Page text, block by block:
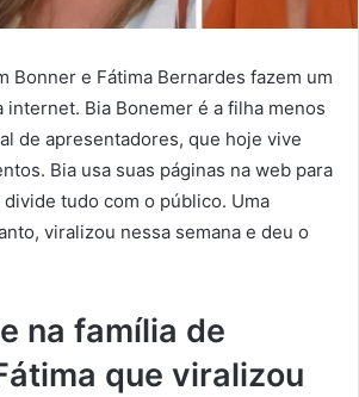
Bonner e Fátima Bernardes fazem um
internet. Bia Bonemer é a filha menos
de apresentadores, que hoje vive
Bia usa suas páginas na web para
tudo com o público. Uma
viralizou nessa semana e deu o
na família de
que viralizou